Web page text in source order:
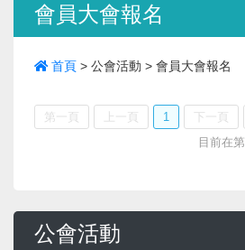
會員大會報名
首頁 > 公會活動 > 會員大會報名
第一頁 上一頁 1 下一頁
目前在第
公會活動